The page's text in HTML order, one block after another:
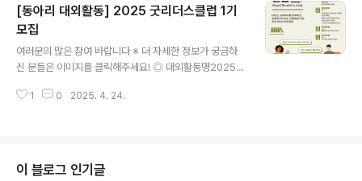
는 만 24세 이하 후기청소년 ◎ 모집 기간3월 ~ 5월 ◎
활동 내용활동 일정- 오리엔테이션 및 교육: 5월~6월(필
수참여)- 내부 모임 및 동아리 활동: 6월~12월- 동아리 최
종 평가회: 12월 활동 내용- 오리엔테이션 및 또래상담교
(자체 기획캠페인, 공모전 멤버 자체 결정)- 청소년 캠페인
[동아리 대외활동] 2025 굿리더스클럽 1기
모집
여러분의 많은 참여 바랍니다 ※ 더 자세한 정보가 궁금하
신 분들은 이미지를 클릭해주세요! ◎ 대외활동명2025
생 및 취준생, 이직러 누구나 ◎ 접수기간2025.4.10.(금)
기남부사업본부 직인 날인 수료증감성 가득 '다큐 캘린더'
1 0 2025. 4. 24.
이 블로그 인기글